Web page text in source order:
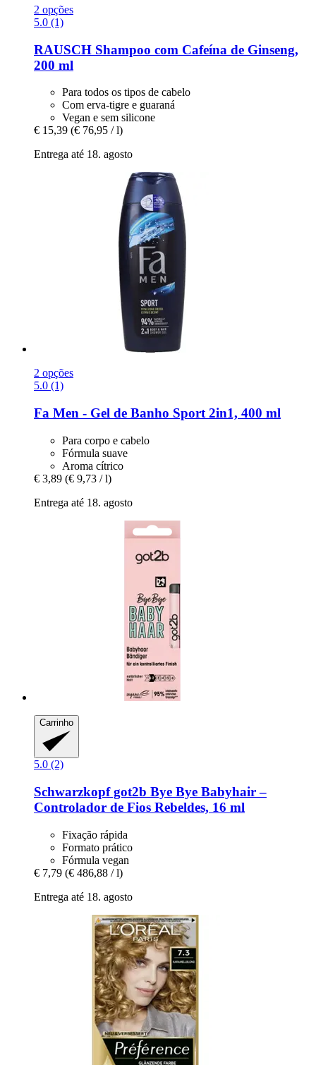
2 opções
5.0 (1)
RAUSCH Shampoo com Cafeína de Ginseng,
200 ml
Para todos os tipos de cabelo
Com erva-tigre e guaraná
Vegan e sem silicone
€ 15,39 (€ 76,95 / l)
Entrega até 18. agosto
2 opções
5.0 (1)
Fa Men -​ Gel de Banho Sport 2in1, 400 ml
Para corpo e cabelo
Fórmula suave
Aroma cítrico
€ 3,89 (€ 9,73 / l)
Entrega até 18. agosto
Carrinho
5.0 (2)
Schwarzkopfgot2b Bye Bye Babyhair –
Controlador de Fios Rebeldes, 16 ml
Fixação rápida
Formato prático
Fórmula vegan
€ 7,79 (€ 486,88 / l)
Entrega até 18. agosto